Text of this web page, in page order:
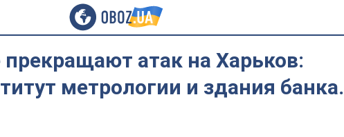
атак на Харьков:
метрологии и здания банка.